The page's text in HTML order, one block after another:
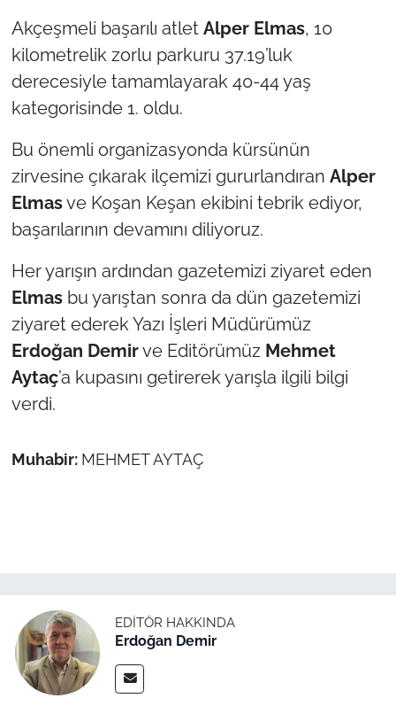
Akçeşmeli başarılı atlet Alper Elmas, 10
kilometrelik zorlu parkuru 37.19’luk
derecesiyle tamamlayarak 40-44 yaş
kategorisinde 1. oldu.
Bu önemli organizasyonda kürsünün
zirvesine çıkarak ilçemizi gururlandıran Alper
Elmasve Koşan Keşan ekibini tebrik ediyor,
başarılarının devamını diliyoruz.
Her yarışın ardından gazetemizi ziyaret eden
Elmasbu yarıştan sonra da dün gazetemizi
ziyaret ederek Yazı İşleri Müdürümüz
Erdoğan Demirve Editörümüz Mehmet
Aytaç’a kupasını getirerek yarışla ilgili bilgi
verdi.
Muhabir: MEHMET AYTAÇ
EDITÖR HAKKINDA
Erdoğan Demir
Canlı Maç
Finans
Genel-A
Gündem-Eğitim